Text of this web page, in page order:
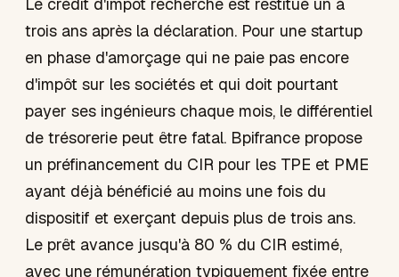
trois ans après la déclaration. Pour une startup
en phase d'amorçage qui ne paie pas encore
d'impôt sur les sociétés et qui doit pourtant
payer ses ingénieurs chaque mois, le différentiel
de trésorerie peut être fatal. Bpifrance propose
un préfinancement du CIR pour les TPE et PME
ayant déjà bénéficié au moins une fois du
dispositif et exerçant depuis plus de trois ans.
Le prêt avance jusqu'à 80 % du CIR estimé,
avec une rémunération typiquement fixée entre